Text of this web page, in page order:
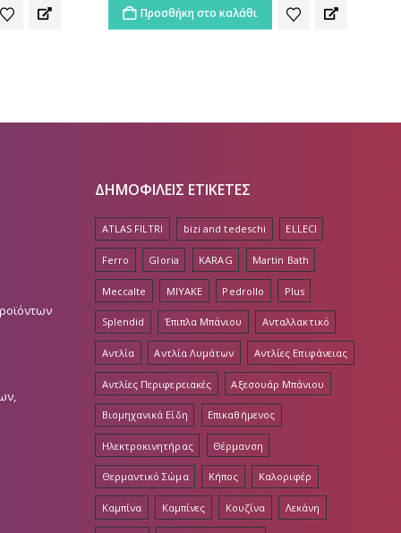
ΔΗΜΟΦΙΛΕΙΣ ΕΤΙΚΕΤΕΣ
ATLAS FILTRI bizi and tedeschi ELLECI
Ferro Gloria KARAG Martin Bath
Meccalte MIYAKE Pedrollo Plus
Splendid Έπιπλα Μπάνιου Ανταλλακτικό
Αντλία Αντλία Λυμάτων Αντλίες Επιφάνειας
Αντλίες Περιφερειακές Αξεσουάρ Μπάνιου
Βιομηχανικά Είδη Επικαθήμενος
Ηλεκτροκινητήρας Θέρμανση
Θερμαντικό Σώμα Κήπος Καλοριφέρ
Καμπίνα Καμπίνες Κουζίνα Λεκάνη